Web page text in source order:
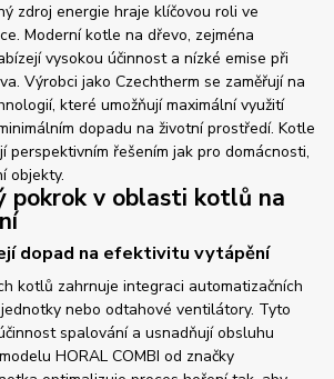
zdroj energie hraje klíčovou roli ve
Moderní kotle na dřevo, zejména
vysokou účinnost a nízké emise při
Výrobci jako Czechtherm se zaměřují na
které umožňují maximální využití
dopadu na životní prostředí. Kotle
perspektivním řešením jak pro domácnosti,
objekty.
pokrok v oblasti kotlů na
dopad na efektivitu vytápění
kotlů zahrnuje integraci automatizačních
nebo odtahové ventilátory. Tyto
spalování a usnadňují obsluhu
HORAL COMBI od značky